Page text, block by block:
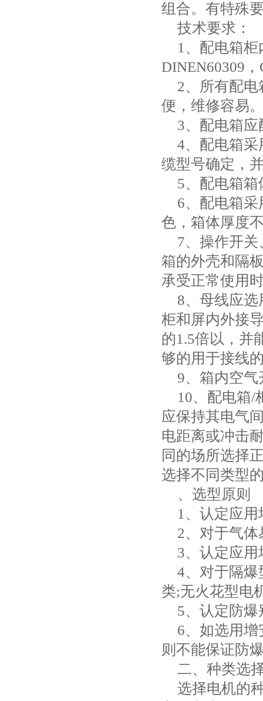
组合。有特殊
技术要求：
1 、配电箱
DINEN60309 ，
2、所有配
便，维修容易
3、配电箱
4、配电箱
缆型号确定，
5、配电箱
6、配电箱
色，箱体厚度
7、操作开
箱的外壳和隔
承受正常使用
8、母线应
柜和屏内外接
的1.5倍以，并
够的用于接线
9、箱内空
10、配电箱/
应保持其电气
电距离或冲击
同的场所选择
选择不同类型
、选型原则
1 、认定应
2、对于气
3、认定应
4、对于隔
类;无火花型电
5、认定防爆
6、如选用
则不能保证防
二、种类选
选择电机的